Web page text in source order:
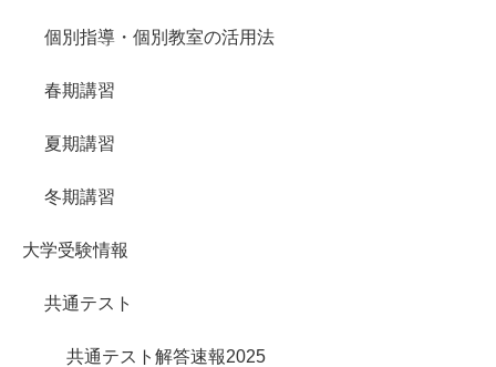
個別指導・個別教室の活用法
春期講習
夏期講習
冬期講習
大学受験情報
共通テスト
共通テスト解答速報2025